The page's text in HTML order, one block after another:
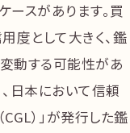
スがあります。買
度として大きく、鑑
動する可能性があ
日本において信頼
）」が発行した鑑